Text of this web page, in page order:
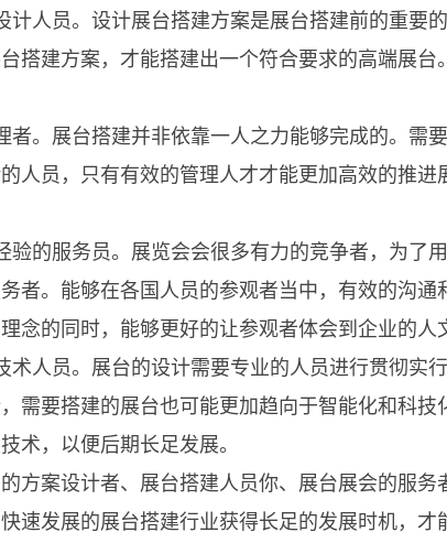
人员。设计展台搭建方案是展台搭建前的重要
搭建方案，才能搭建出一个符合要求的高端展台
。展台搭建并非依靠一人之力能够完成的。需
人员，只有有效的管理人才才能更加高效的推进
的服务员。展览会会很多有力的竞争者，为了
者。能够在各国人员的参观者当中，有效的沟通
念的同时，能够更好的让参观者体会到企业的人
人员。展台的设计需要专业的人员进行贯彻实
需要搭建的展台也可能更加趋向于智能化和科技
术，以便后期长足发展。
案设计者、展台搭建人员你、展台展会的服务
速发展的展台搭建行业获得长足的发展时机，才